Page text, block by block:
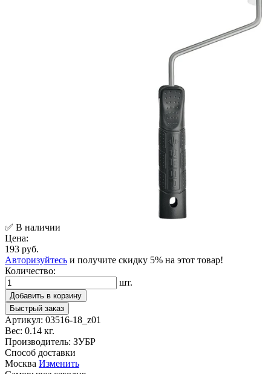
✅ В наличии
Цена:
193 руб.
Авторизуйтесь и получите скидку 5% на этот товар!
Количество:
шт.
Добавить в корзину
Быстрый заказ
Артикул: 03516-18_z01
Вес: 0.14 кг.
Производитель: ЗУБР
Способ доставки
Москва Изменить